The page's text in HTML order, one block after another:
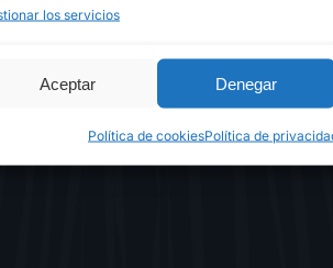
los servicios
Aceptar Denegar
Política de cookiesPolítica de
Actualidad
Certificados